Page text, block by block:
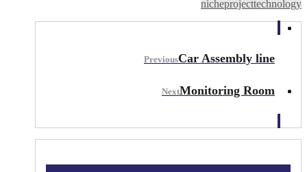
nicheprojecttechnology
PreviousCar Assembly line
NextMonitoring Room